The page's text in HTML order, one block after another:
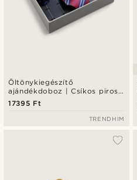
Öltönykiegészítő
ajándékdoboz | Csíkos piros
és fekete szett
17395 Ft
TRENDHIM